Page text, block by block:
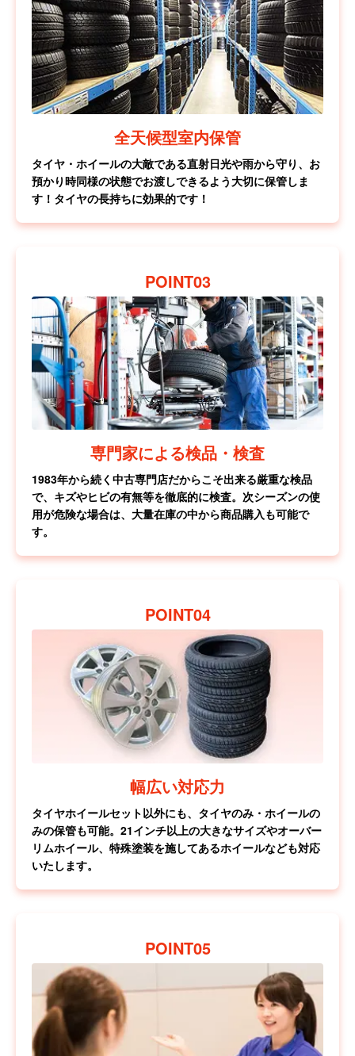
全天候型室内保管
タイヤ・ホイールの大敵である直射日光や雨から守り、お
預かり時同様の状態でお渡しできるよう大切に保管しま
す！タイヤの長持ちに効果的です！
POINT03
専門家による検品・検査
1983年から続く中古専門店だからこそ出来る厳重な検品
で、キズやヒビの有無等を徹底的に検査。次シーズンの使
用が危険な場合は、大量在庫の中から商品購入も可能で
す。
POINT04
幅広い対応力
タイヤホイールセット以外にも、タイヤのみ・ホイールの
みの保管も可能。21インチ以上の大きなサイズやオーバー
リムホイール、特殊塗装を施してあるホイールなども対応
いたします。
POINT05